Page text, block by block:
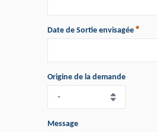
Date de Sortie envisagée
Origine de la demande
Message